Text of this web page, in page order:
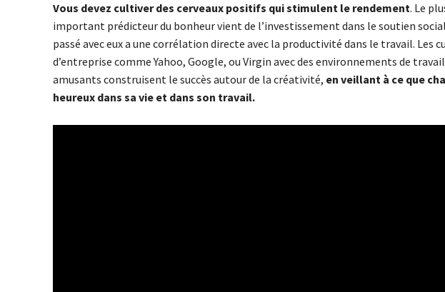
Vous devez cultiver des cerveaux positifs qui stimulent le rendement. Le
important prédicteur du bonheur vient de l’investissement dans le soutien
passé avec eux a une corrélation directe avec la productivité dans le travail. Les
d’entreprise comme Yahoo, Google, ou Virgin avec des environnements de
amusants construisent le succès autour de la créativité, en veillant à ce que
heureux dans sa vie et dans son travail.